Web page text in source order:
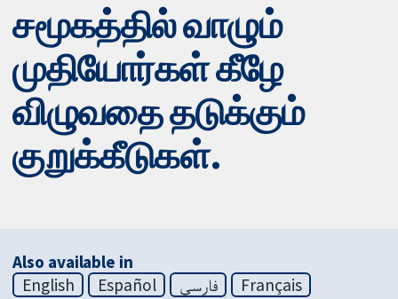
சமூகத்தில் வாழும்
முதியோர்கள் கீழே
விழுவதை தடுக்கும்
குறுக்கீடுகள்.
Also available in
English
Español فارسی
Français